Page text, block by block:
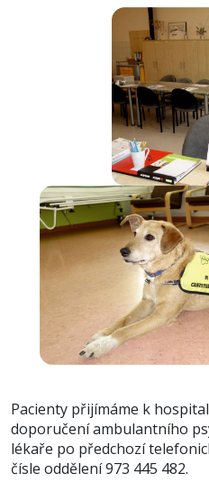
Pacienty přijímáme k
doporučení ambulantního
lékaře po předchozí
čísle oddělení 973 445 482.